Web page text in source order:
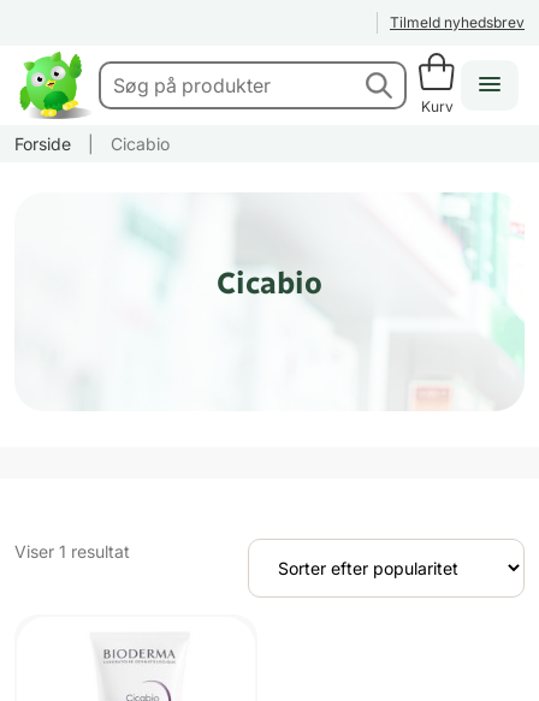
Tilmeld nyhedsbrev
Kurv
Forside Cicabio
Cicabio
Viser 1 resultat